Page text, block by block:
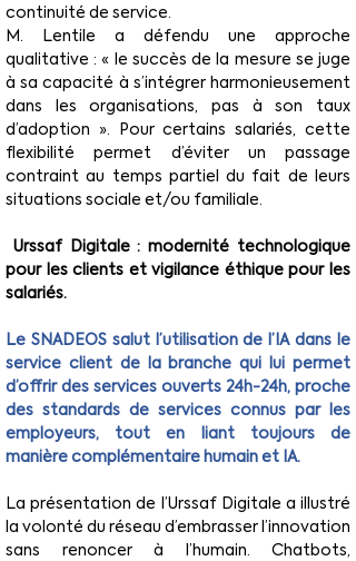
continuité de service.
M. Lentile a défendu une approche
qualitative : « le succès de la mesure se juge
à sa capacité à s’intégrer harmonieusement
dans les organisations, pas à son taux
d’adoption ». Pour certains salariés, cette
flexibilité permet d’éviter un passage
contraint au temps partiel du fait de leurs
situations sociale et/ou familiale.
Urssaf Digitale : modernité technologique
pour les clients et vigilance éthique pour les
salariés.
Le SNADEOS salut l’utilisation de l’IA dans le
service client de la branche qui lui permet
d’offrir des services ouverts 24h-24h, proche
des standards de services connus par les
employeurs, tout en liant toujours de
manière complémentaire humain et IA.
La présentation de l’Urssaf Digitale a illustré
la volonté du réseau d’embrasser l’innovation
sans renoncer à l’humain. Chatbots,